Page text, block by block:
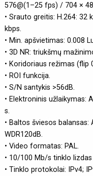
576@(1–25 fps) / 704 ×
• Srauto greitis: H.264: 32
kbps.
• Min. apšvietimas: 0.008
• 3D NR: triukšmų
• Koridoriaus režimas (flip
• ROI funkcija.
• S/N santykis >56dB.
• Elektroninis užlaikymas:
s.
• Baltos šviesos
WDR120dB.
• Video formatas: PAL.
• 10/100 Mb/s tinklo
• Tinklo protokolai: IPv4;